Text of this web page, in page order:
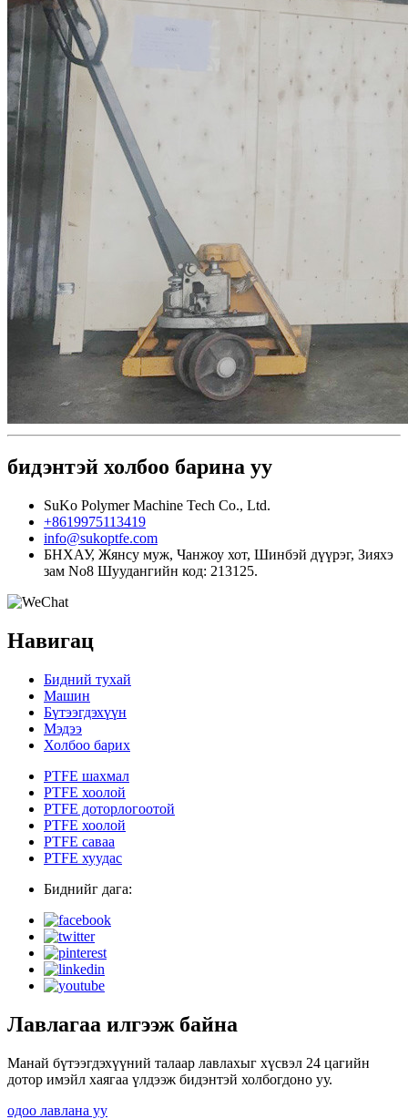
бидэнтэй холбоо барина уу
SuKo Polymer Machine Tech Co., Ltd.
+8619975113419
info@sukoptfe.com
БНХАУ, Жянсу муж, Чанжоу хот, Шинбэй дүүрэг, Зияхэ
зам No8 Шуудангийн код: 213125.
Навигац
Бидний тухай
Машин
Бүтээгдэхүүн
Мэдээ
Холбоо барих
PTFE шахмал
PTFE хоолой
PTFE доторлогоотой
PTFE хоолой
PTFE саваа
PTFE хуудас
Биднийг дага:
Лавлагаа илгээж байна
Манай бүтээгдэхүүний талаар лавлахыг хүсвэл 24 цагийн
дотор имэйл хаягаа үлдээж бидэнтэй холбогдоно уу.
одоо лавлана уу